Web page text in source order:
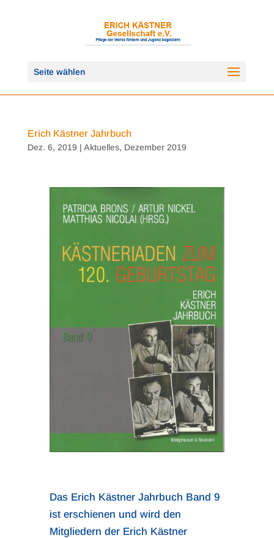
Seite wählen
Erich Kästner Jahrbuch
Dez. 6, 2019 | Aktuelles, Dezember 2019
Das Erich Kästner Jahrbuch Band 9
ist erschienen und wird den
Mitgliedern der Erich Kästner